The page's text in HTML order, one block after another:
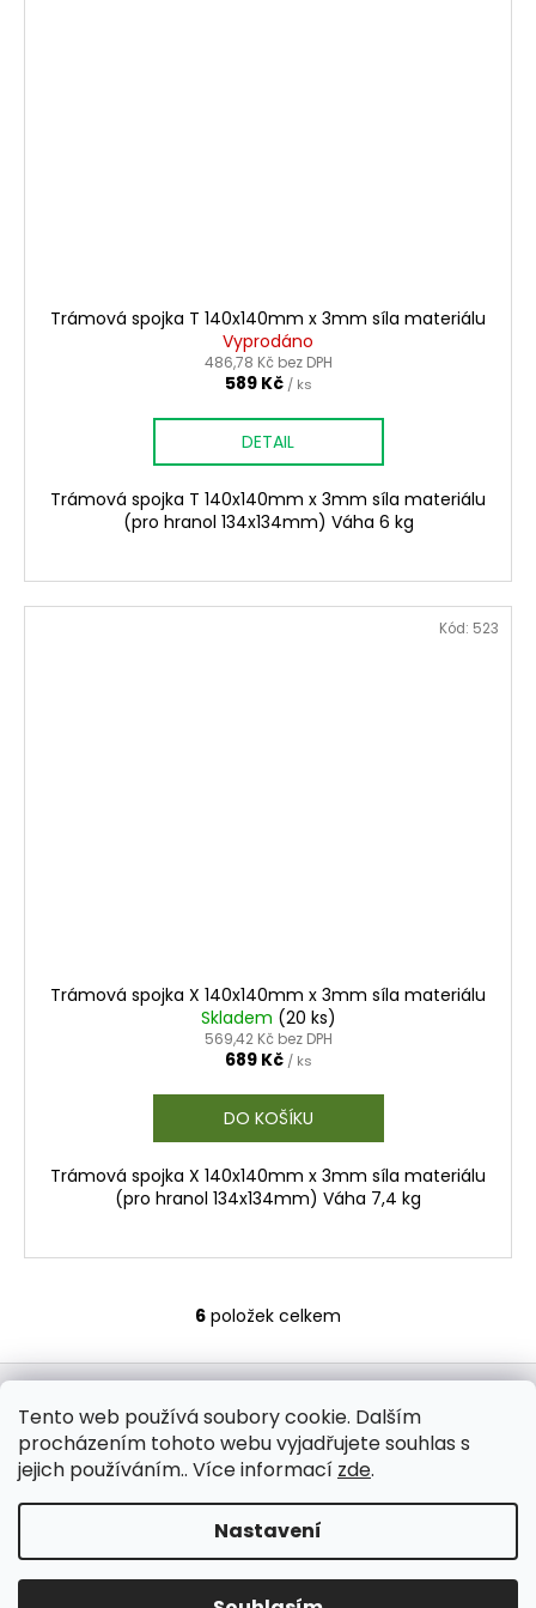
Tento web používá soubory cookie. Dalším
procházením tohoto webu vyjadřujete souhlas s
jejich používáním.. Více informací zde.
Nastavení
Trámová spojka T 140x140mm x 3mm síla materiálu
Vyprodáno
486,78 Kč bez DPH
589 Kč / ks
DETAIL
Trámová spojka T 140x140mm x 3mm síla materiálu
(pro hranol 134x134mm) Váha 6 kg
Trámová spojka X 140x140mm x 3mm síla materiálu
Skladem (20 ks)
569,42 Kč bez DPH
689 Kč / ks
DO KOŠÍKU
Trámová spojka X 140x140mm x 3mm síla materiálu
(pro hranol 134x134mm) Váha 7,4 kg
Kód: 523
O
v
l
á
d
a
c
í
p
r
v
6 položek celkem
Z
a
WOODmix s.r.o.
Vytvořil Shoptet
Copyright 2026Woodmix shop. Všechna práva
vyhrazena.Upravit nastavení cookies